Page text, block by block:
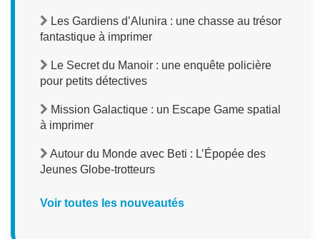
Les Gardiens d’Alunira : une chasse au trésor
fantastique à imprimer
Le Secret du Manoir : une enquête policière
pour petits détectives
Mission Galactique : un Escape Game spatial
à imprimer
Autour du Monde avec Beti : L’Épopée des
Jeunes Globe-trotteurs
Voir toutes les nouveautés